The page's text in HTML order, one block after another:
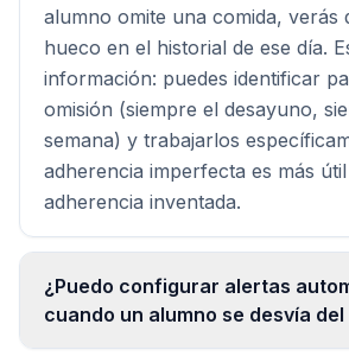
alumno omite una comida, verás
hueco en el historial de ese día.
información: puedes identificar
omisión (siempre el desayuno,
semana) y trabajarlos
adherencia imperfecta es más
adherencia inventada.
¿Puedo configurar alertas
cuando un alumno se desvía del